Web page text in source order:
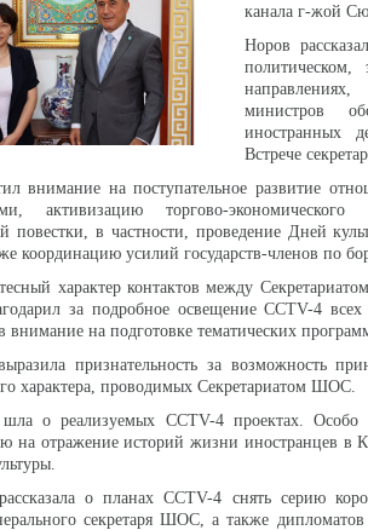
канала г-жой
Норов
политическом,
министров
иностранных
Встрече
внимание на поступательное развитие
активизацию торгово-
повестки, в частности, проведение Дней
координацию усилий государств-членов по
характер контактов между
за подробное освещение CCTV-4
внимание на подготовке тематических
признательность за возможность
характера, проводимых Секретариатом ШОС.
о реализуемых CCTV-4 проектах.
на отражение историй жизни иностранцев в
о планах CCTV-4 снять серию
секретаря ШОС, а также